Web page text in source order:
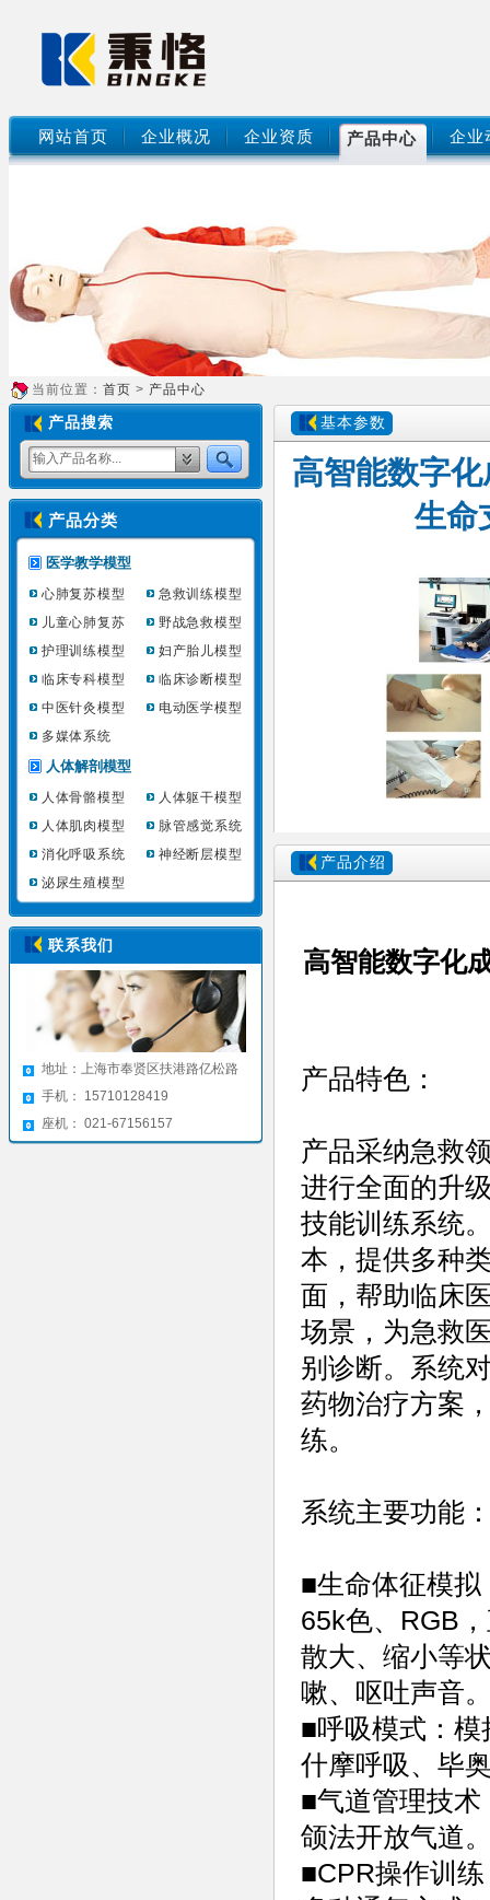
网站首页 企业概况 企业资质 产品中心 企业
当前位置： 首页 > 产品中心
基本参数
高智能数字
生命
产品介绍
高智能数字化
产品特色：
产品采纳急救
进行全面的升
技能训练系统
本，提供多种
面，帮助临床
场景，为急救
别诊断。系统
药物治疗方案
练。
系统主要功能
■生命体征模
65k色、RGB
散大、缩小等
嗽、呕吐声音
■呼吸模式：
什摩呼吸、毕
■气道管理技
颌法开放气道
■CPR操作训
产品搜索
产品分类
医学教学模型
心肺复苏模型
急救训练模型
儿童心肺复苏
野战急救模型
护理训练模型
妇产胎儿模型
临床专科模型
临床诊断模型
中医针灸模型
电动医学模型
多媒体系统
人体解剖模型
人体骨骼模型
人体躯干模型
人体肌肉模型
脉管感觉系统
消化呼吸系统
神经断层模型
泌尿生殖模型
联系我们
地址：上海市奉贤区扶港路亿松路
手机： 15710128419
座机： 021-67156157